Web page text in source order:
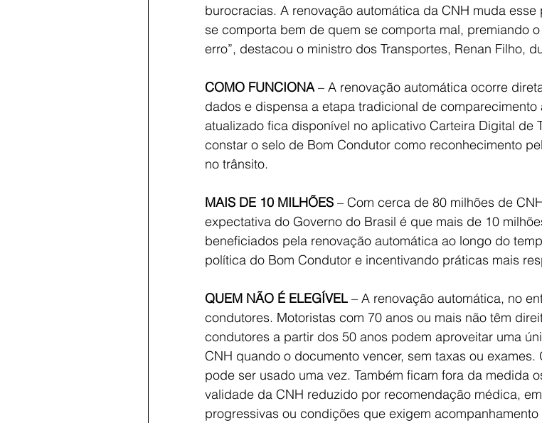
burocracias. A renovação automática da CNH muda
se comporta bem de quem se comporta mal, premiando
erro”, destacou o ministro dos Transportes, Renan Filho,
COMO FUNCIONA – A renovação automática ocorre
dados e dispensa a etapa tradicional de
atualizado fica disponível no aplicativo Carteira Digital de
constar o selo de Bom Condutor como reconhecimento
no trânsito.
MAIS DE 10 MILHÕES – Com cerca de 80 milhões de
expectativa do Governo do Brasil é que mais de 10
beneficiados pela renovação automática ao longo do
política do Bom Condutor e incentivando práticas mais
QUEM NÃO É ELEGÍVEL – A renovação automática, no
condutores. Motoristas com 70 anos ou mais não têm
condutores a partir dos 50 anos podem aproveitar uma
CNH quando o documento vencer, sem taxas ou
pode ser usado uma vez. Também ficam fora da medida
validade da CNH reduzido por recomendação médica,
progressivas ou condições que exigem